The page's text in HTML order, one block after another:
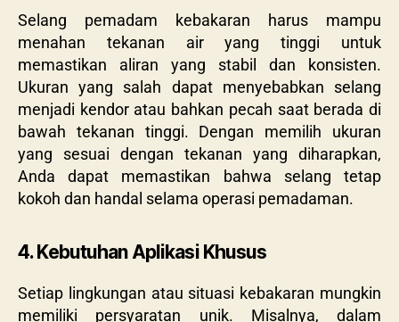
Selang pemadam kebakaran harus mampu
menahan tekanan air yang tinggi untuk
memastikan aliran yang stabil dan konsisten.
Ukuran yang salah dapat menyebabkan selang
menjadi kendor atau bahkan pecah saat berada di
bawah tekanan tinggi. Dengan memilih ukuran
yang sesuai dengan tekanan yang diharapkan,
Anda dapat memastikan bahwa selang tetap
kokoh dan handal selama operasi pemadaman.
4. Kebutuhan Aplikasi Khusus
Setiap lingkungan atau situasi kebakaran mungkin
memiliki persyaratan unik. Misalnya, dalam